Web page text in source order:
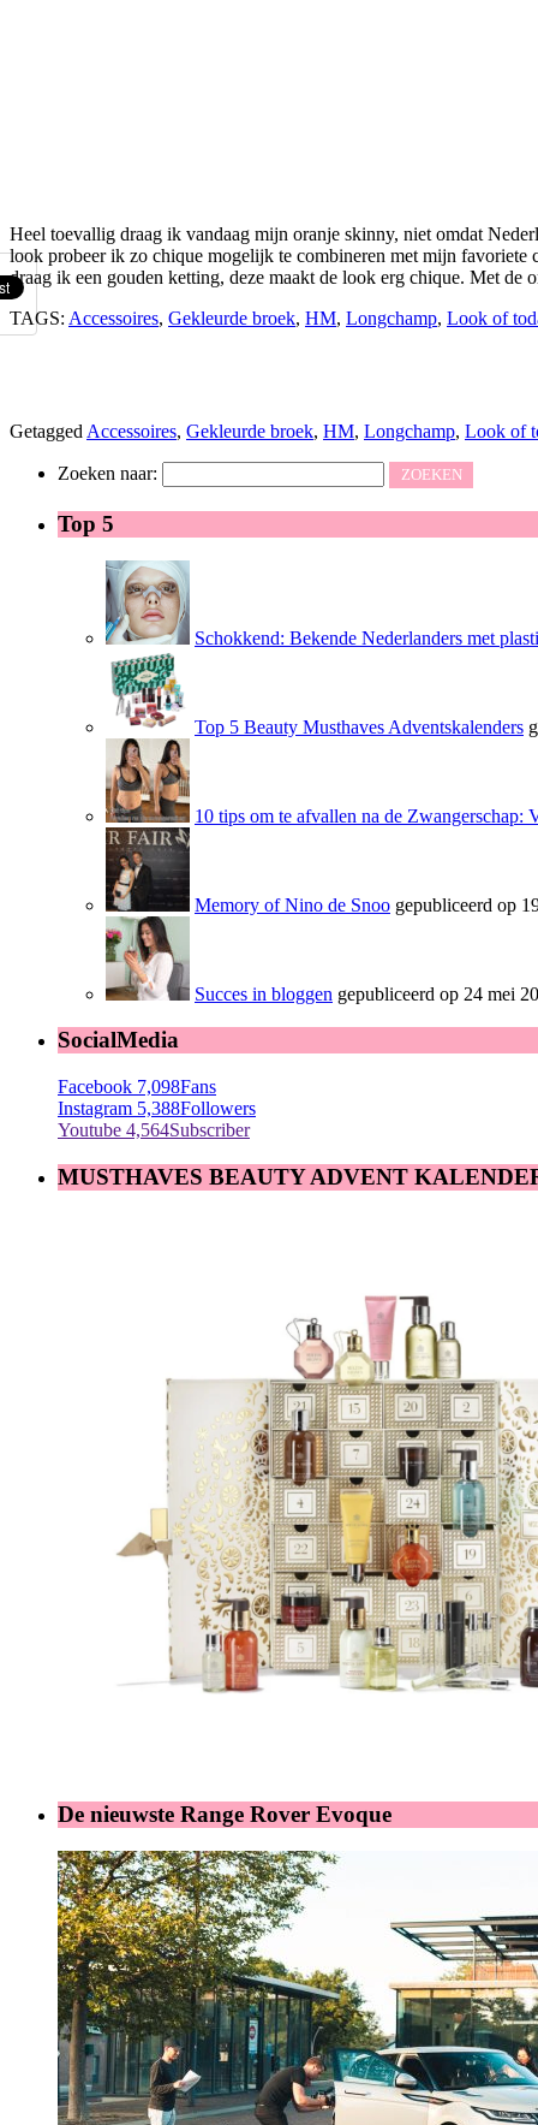
Heel toevallig draag ik vandaag mijn oranje skinny, niet omdat
look probeer ik zo chique mogelijk te combineren met mijn
draag ik een gouden ketting, deze maakt de look erg chique. Met
TAGS: Accessoires, Gekleurde broek, HM, Longchamp, Look of
Getagged Accessoires, Gekleurde broek, HM, Longchamp, Look of
Zoeken naar:
Top 5
Schokkend: Bekende Nederlanders met
Top 5 Beauty Musthaves Adventskalenders
10 tips om te afvallen na de Zwangerschap:
Memory of Nino de Snoo gepubliceerd op
Succes in bloggen gepubliceerd op 24 mei
SocialMedia
Facebook 7,098Fans
Instagram 5,388Followers
Youtube 4,564Subscriber
MUSTHAVES BEAUTY ADVENT
De nieuwste Range Rover Evoque